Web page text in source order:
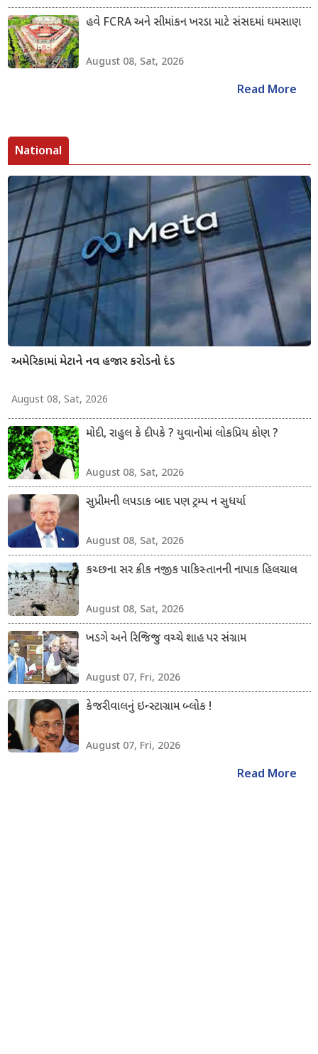
હવે FCRA અને સીમાંકન ખરડા માટે સંસદમાં ઘમસાણ
August 08, Sat, 2026
Read More
National
અમેરિકામાં મેટાને નવ હજાર કરોડનો દંડ
August 08, Sat, 2026
મોદી, રાહુલ કે દીપકે ? યુવાનોમાં લોકપ્રિય કોણ ?
August 08, Sat, 2026
સુપ્રીમની લપડાક બાદ પણ ટ્રમ્પ ન સુધર્યા
August 08, Sat, 2026
કચ્છના સર ક્રીક નજીક પાકિસ્તાનની નાપાક હિલચાલ
August 08, Sat, 2026
ખડગે અને રિજિજુ વચ્ચે શાહ પર સંગ્રામ
August 07, Fri, 2026
કેજરીવાલનું ઇન્સ્ટાગ્રામ બ્લોક !
August 07, Fri, 2026
Read More